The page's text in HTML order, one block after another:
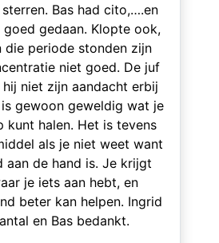
Bas had cito,….en
gedaan. Klopte ook,
die periode stonden zijn
niet goed. De juf
niet zijn aandacht erbij
gewoon geweldig wat je
kunt halen. Het is tevens
als je niet weet want
aan de hand is. Je krijgt
je iets aan hebt, en
beter kan helpen. Ingrid
en Bas bedankt.